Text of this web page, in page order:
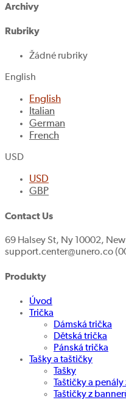
Archivy
Rubriky
Žádné rubriky
English
English
Italian
German
French
USD
USD
GBP
Contact Us
69 Halsey St, Ny 10002,
support.center@unero.co
Produkty
Úvod
Trička
Dámská trička
Dětská trička
Pánská trička
Tašky a taštičky
Tašky
Taštičky a
Taštičky z